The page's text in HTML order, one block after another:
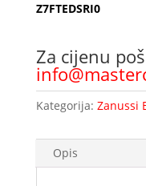
Z7FTEDSRI0
Za cijenu
Kategorija: Zanussi
Opis